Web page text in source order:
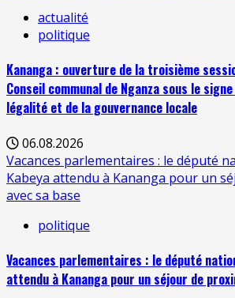
actualité
politique
Kananga : ouverture de la troisième
Conseil communal de Nganza sous le
légalité et de la gouvernance locale
06.08.2026
Vacances parlementaires : le député
Kabeya attendu à Kananga pour un
avec sa base
politique
Vacances parlementaires : le député
attendu à Kananga pour un séjour de